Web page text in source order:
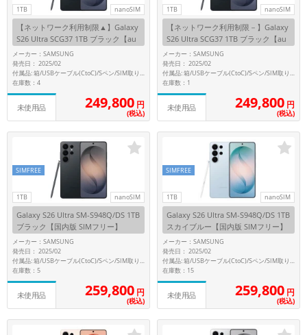
1TB nanoSIM
【ネットワーク利用制限▲】Galaxy
S26 Ultra SCG37 1TB ブラック【au
版 SIMフリー】
メーカー：SAMSUNG
発売日： 2025/02
付属品: 箱/USBケーブル(CtoC)/Sペン/SIM取り出し用ピン/マニュアル
在庫数：4
未使用品 249,800 円
(税込)
1TB nanoSIM
【ネットワーク利用制限－】Galaxy
S26 Ultra SCG37 1TB ブラック【au
版 SIMフリー】
メーカー：SAMSUNG
発売日： 2025/02
付属品: 箱/USBケーブル(CtoC)/Sペン/SIM取り出し用ピン/マニュアル
在庫数：1
未使用品 249,800 円
(税込)
1TB nanoSIM
SIMFREE
Galaxy S26 Ultra SM-S948Q/DS 1TB
ブラック【国内版 SIMフリー】
メーカー：SAMSUNG
発売日： 2025/02
付属品: 箱/USBケーブル(CtoC)/Sペン/SIM取り出し用ピン/マニュアル
在庫数：5
未使用品 259,800 円
(税込)
1TB nanoSIM
SIMFREE
Galaxy S26 Ultra SM-S948Q/DS 1TB
スカイブルー【国内版 SIMフリー】
メーカー：SAMSUNG
発売日： 2025/02
付属品: 箱/USBケーブル(CtoC)/Sペン/SIM取り出し用ピン/マニュアル
在庫数：15
未使用品 259,800 円
(税込)
CPUの絞り込み
OS
OSの絞り込み
メモリ
容量
モニタサイズ
~
価格